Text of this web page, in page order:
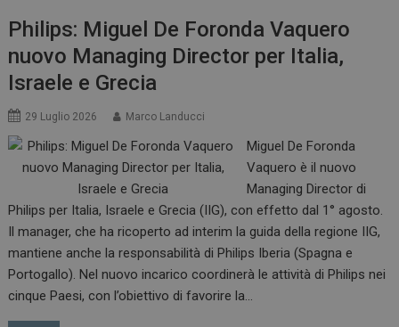
Philips: Miguel De Foronda Vaquero
nuovo Managing Director per Italia,
Israele e Grecia
29 Luglio 2026 Marco Landucci
Miguel De Foronda
Vaquero è il nuovo
Managing Director di
Philips per Italia, Israele e Grecia (IIG), con effetto dal 1° agosto.
Il manager, che ha ricoperto ad interim la guida della regione IIG,
mantiene anche la responsabilità di Philips Iberia (Spagna e
Portogallo). Nel nuovo incarico coordinerà le attività di Philips nei
cinque Paesi, con l’obiettivo di favorire la…